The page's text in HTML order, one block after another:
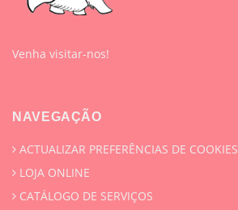
Venha visitar-nos!
NAVEGAÇÃO
ACTUALIZAR PREFERÊNCIAS DE COOKIES
LOJA ONLINE
CATÁLOGO DE SERVIÇOS